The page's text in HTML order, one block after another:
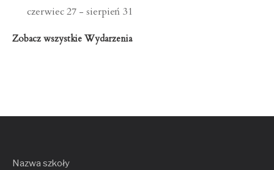
czerwiec 27 - sierpień 31
Zobacz wszystkie Wydarzenia
Nazwa szkoły